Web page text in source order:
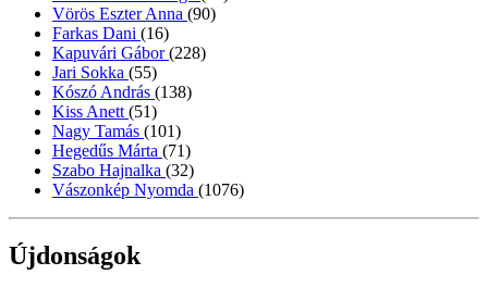
Vörös Eszter Anna (90)
Farkas Dani (16)
Kapuvári Gábor(228)
Jari Sokka (55)
Kószó András (138)
Kiss Anett (51)
Nagy Tamás (101)
Hegedűs Márta (71)
Szabo Hajnalka (32)
Vászonkép Nyomda (1076)
Újdonságok